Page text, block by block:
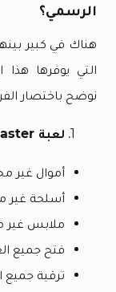
الرسمي؟
هناك في كبير
التي يوفرها هذا
نوضح باختصار
لعبة Combat Master مهكرة:
أموال غير
أسلحة غير
ملابس غير
فتح جميع
ترقية جميع